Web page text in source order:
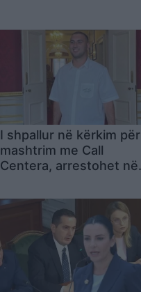
I shpallur në kërkim për
mashtrim me Call
Centera, arrestohet në